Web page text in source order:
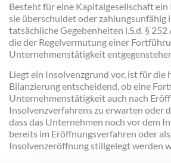
Besteht für eine Kapitalgesellschaft
sie überschuldet oder zahlungsunfähig
tatsächliche Gegebenheiten i.S.d. § 252
die der Regelvermutung einer
Unternehmenstätigkeit
Liegt ein Insolvenzgrund vor, ist für die
Bilanzierung entscheidend, ob eine
Unternehmenstätigkeit auch nach
Insolvenzverfahrens zu erwarten oder
dass das Unternehmen noch vor dem
bereits im Eröffnungsverfahren oder
Insolvenzeröffnung stillgelegt werden